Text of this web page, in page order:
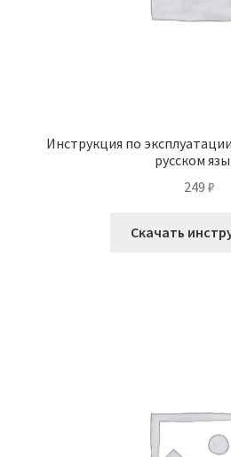
Инструкция по
русском
249 ₽
Скачать